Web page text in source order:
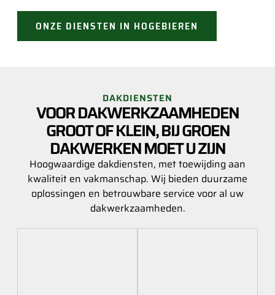
ONZE DIENSTEN IN HOGEBIEREN
DAKDIENSTEN
VOOR DAKWERKZAAMHEDEN
GROOT OF KLEIN, BIJ GROEN
DAKWERKEN MOET U ZIJN
Hoogwaardige dakdiensten, met toewijding aan
kwaliteit en vakmanschap. Wij bieden duurzame
oplossingen en betrouwbare service voor al uw
dakwerkzaamheden.